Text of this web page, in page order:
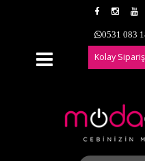
0531 083
Kolay Sipariş